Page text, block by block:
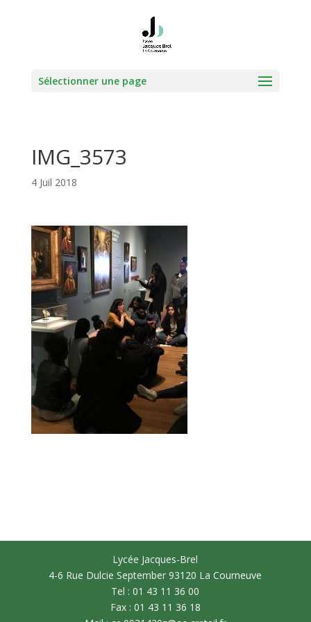
Sélectionner une page
IMG_3573
4 Juil 2018
Lycée Jacques-Brel
4-6 Rue Dulcie September 93120 La Courneuve
Tel : 01 43 11 36 00
Fax : 01 43 11 36 18